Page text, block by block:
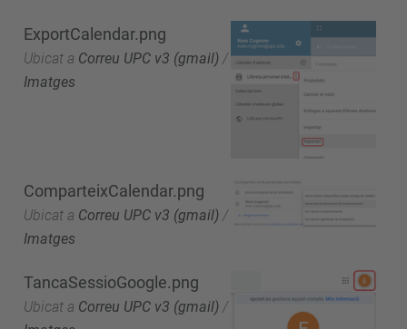
ExportCalendar.png
Ubicat a Correu UPC v3 (gmail) /
Imatges
ComparteixCalendar.png
Ubicat a Correu UPC v3 (gmail) /
Imatges
TancaSessioGoogle.png
Ubicat a Correu UPC v3 (gmail) /